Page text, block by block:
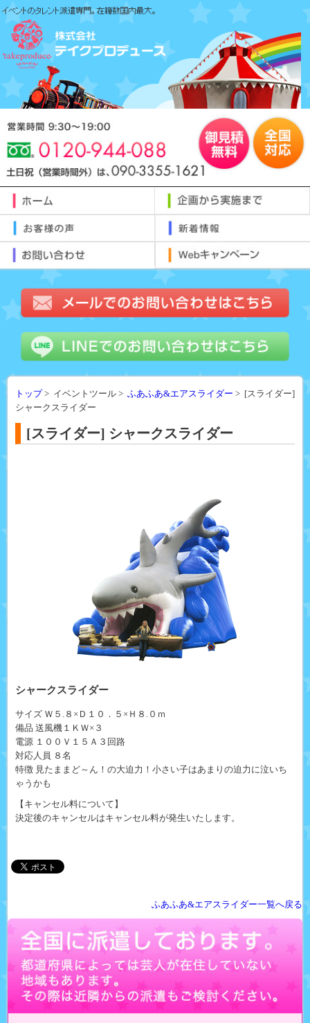
トップ> イベントツール > ふあふあ&エアスライダー > [スライダー]
シャークスライダー
[スライダー] シャークスライダー
シャークスライダー
サイズ Ｗ５.８×Ｄ１０．５×Ｈ８.０ｍ
備品 送風機１ＫＷ×３
電源 １００Ｖ１５Ａ３回路
対応人員 ８名
特徴 見たままど～ん！の大迫力！小さい子はあまりの迫力に泣いち
ゃうかも
【キャンセル料について】
決定後のキャンセルはキャンセル料が発生いたします。
ふあふあ&エアスライダー一覧へ戻る